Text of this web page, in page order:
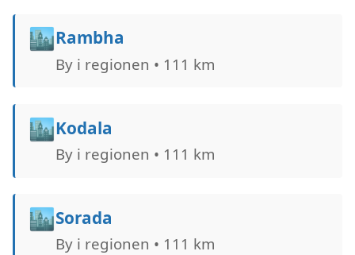
🏙️Rambha
By i regionen • 111 km
🏙️Kodala
By i regionen • 111 km
🏙️Sorada
By i regionen • 111 km